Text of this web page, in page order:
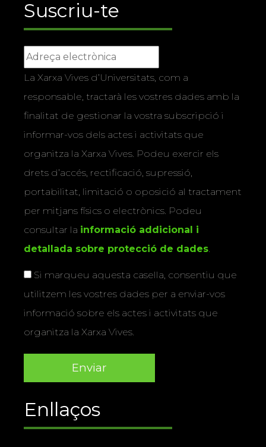
Suscriu-te
La Xarxa Vives d’Universitats, com a
responsable, tractarà les vostres dades amb la
finalitat de gestionar la vostra subscripció i
informar-vos dels actes i activitats que
organitza la Xarxa Vives. Podeu exercir els
drets d’accés, rectificació, supressió,
portabilitat, limitació o oposició al tractament
per mitjans físics o electrònics. Podeu
consultar la informació addicional i
detallada sobre protecció de dades.
Si marqueu aquesta casella, consentiu que
utilitzem les vostres dades per a enviar-vos
informació sobre els actes i activitats que
organitza la Xarxa Vives.
Enllaços